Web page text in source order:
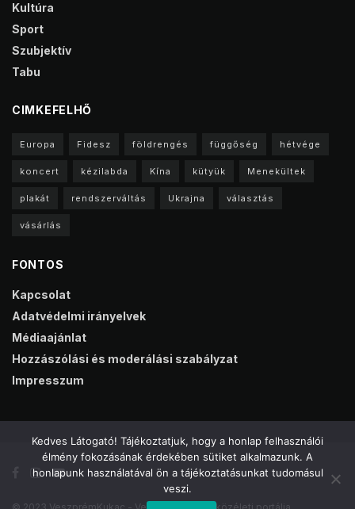
Kultúra
Sport
Szubjektív
Tabu
CIMKEFELHŐ
Europa Fidesz földrengés függőség hétvége
koncert kézilabda Kína kütyük Menekültek
plakát rendszerváltás Ukrajna választás
vásárlás
FONTOS
Kapcsolat
Adatvédelmi irányelvek
Médiaajánlat
Hozzászólási és moderálási szabályzat
Impresszum
Kedves Látogató! Tájékoztatjuk, hogy a honlap felhasználói
élmény fokozásának érdekében sütiket alkalmazunk. A
honlapunk használatával ön a tájékoztatásunkat tudomásul
veszi.